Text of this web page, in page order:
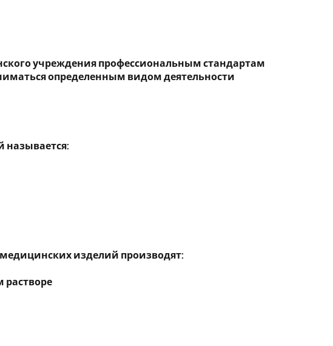
учреждения профессиональным стандартам
определенным видом деятельности
называется:
изделий производят: